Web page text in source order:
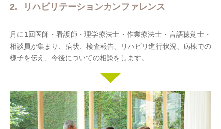
リハビリテーションカンファレンス
月に1回医師・看護師・理学療法士・作業療法士・言語聴覚士・
相談員が集まり、病状、検査報告、リハビリ進行状況、病棟での
様子を伝え、今後についての相談をします。